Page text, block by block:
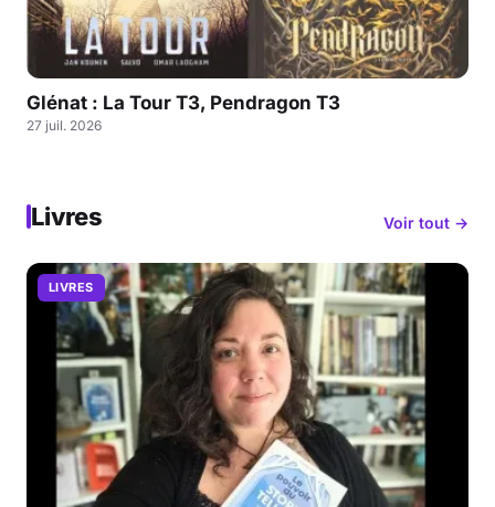
Glénat : La Tour T3, Pendragon T3
27 juil. 2026
Livres Voir tout →
LIVRES